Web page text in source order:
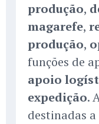
produção,
magarefe,
produção,
funções de
apoio
expedição.
destinadas